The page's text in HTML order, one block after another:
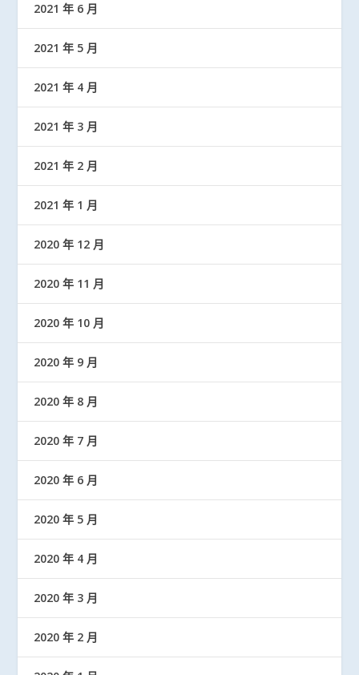
2021 年 6 月
2021 年 5 月
2021 年 4 月
2021 年 3 月
2021 年 2 月
2021 年 1 月
2020 年 12 月
2020 年 11 月
2020 年 10 月
2020 年 9 月
2020 年 8 月
2020 年 7 月
2020 年 6 月
2020 年 5 月
2020 年 4 月
2020 年 3 月
2020 年 2 月